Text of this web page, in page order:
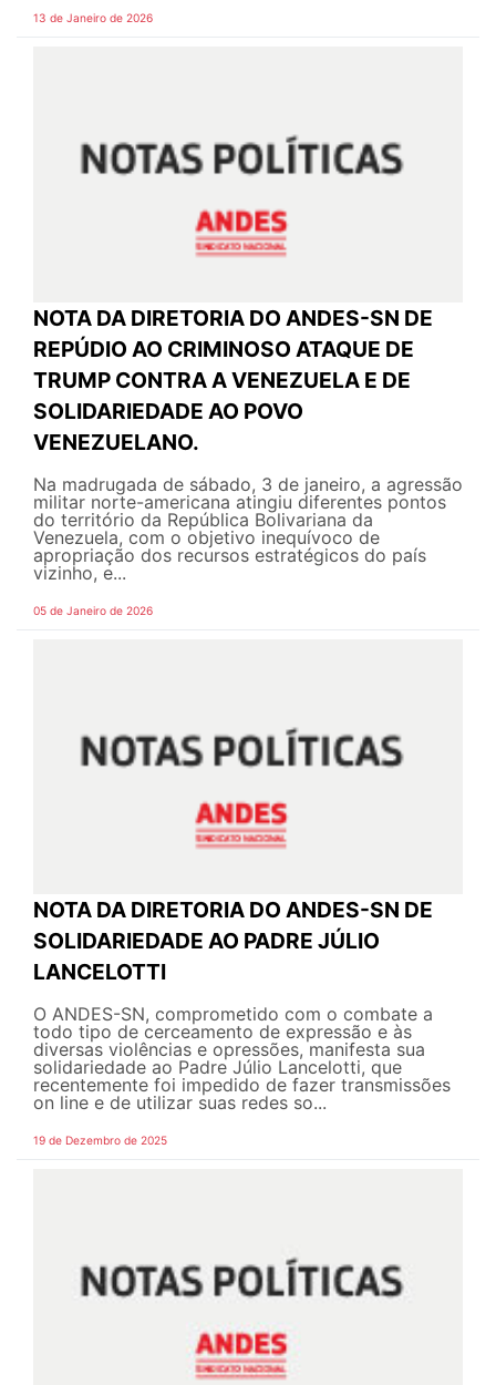
13 de Janeiro de 2026
NOTA DA DIRETORIA DO ANDES-SN DE
REPÚDIO AO CRIMINOSO ATAQUE DE
TRUMP CONTRA A VENEZUELA E DE
SOLIDARIEDADE AO POVO
VENEZUELANO.
Na madrugada de sábado, 3 de janeiro, a agressão
militar norte-americana atingiu diferentes pontos
do território da República Bolivariana da
Venezuela, com o objetivo inequívoco de
apropriação dos recursos estratégicos do país
vizinho, e...
05 de Janeiro de 2026
NOTA DA DIRETORIA DO ANDES-SN DE
SOLIDARIEDADE AO PADRE JÚLIO
LANCELOTTI
O ANDES-SN, comprometido com o combate a
todo tipo de cerceamento de expressão e às
diversas violências e opressões, manifesta sua
solidariedade ao Padre Júlio Lancelotti, que
recentemente foi impedido de fazer transmissões
on line e de utilizar suas redes so...
19 de Dezembro de 2025